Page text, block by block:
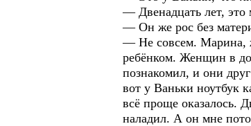
— Двенадцать лет, это
— Он же рос без
— Не совсем. Марина,
ребёнком. Женщин в
познакомил, и они
вот у Ваньки ноутбук
всё проще оказалось.
наладил. А он мне